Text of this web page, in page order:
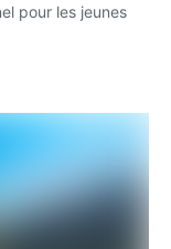
pour les jeunes